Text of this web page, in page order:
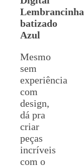
Lembrancinha
batizado
Azul
Mesmo
sem
experiência
com
design,
dá pra
criar
peças
incríveis
com o